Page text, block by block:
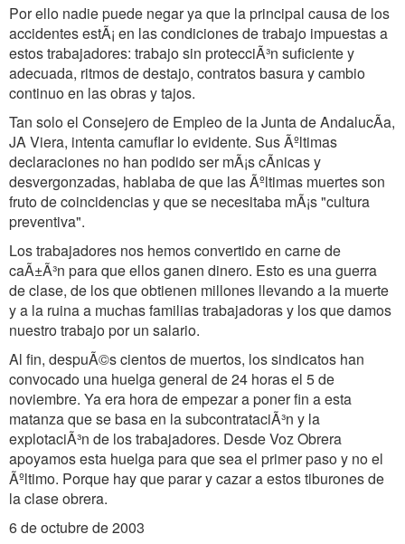
Por ello nadie puede negar ya que la principal causa de los
accidentes estÃ¡ en las condiciones de trabajo impuestas a
estos trabajadores: trabajo sin protecciÃ³n suficiente y
adecuada, ritmos de destajo, contratos basura y cambio
continuo en las obras y tajos.
Tan solo el Consejero de Empleo de la Junta de AndalucÃa,
JA Viera, intenta camuflar lo evidente. Sus Ãºltimas
declaraciones no han podido ser mÃ¡s cÃnicas y
desvergonzadas, hablaba de que las Ãºltimas muertes son
fruto de coincidencias y que se necesitaba mÃ¡s "cultura
preventiva".
Los trabajadores nos hemos convertido en carne de
caÃ±Ã³n para que ellos ganen dinero. Esto es una guerra
de clase, de los que obtienen millones llevando a la muerte
y a la ruina a muchas familias trabajadoras y los que damos
nuestro trabajo por un salario.
Al fin, despuÃ©s cientos de muertos, los sindicatos han
convocado una huelga general de 24 horas el 5 de
noviembre. Ya era hora de empezar a poner fin a esta
matanza que se basa en la subcontrataciÃ³n y la
explotaciÃ³n de los trabajadores. Desde Voz Obrera
apoyamos esta huelga para que sea el primer paso y no el
Ãºltimo. Porque hay que parar y cazar a estos tiburones de
la clase obrera.
6 de octubre de 2003